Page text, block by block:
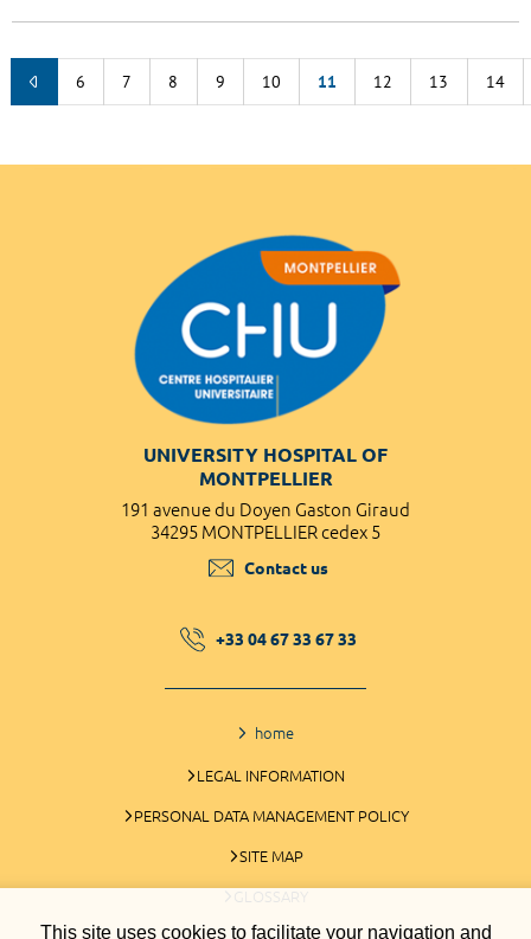
This site uses cookies to facilitate your navigation and
6 7 8 9 10 11 12 13 14
UNIVERSITY HOSPITAL OF
MONTPELLIER
191 avenue du Doyen Gaston Giraud
34295 MONTPELLIER cedex 5
Contact us
+33 04 67 33 67 33
home
LEGAL INFORMATION
PERSONAL DATA MANAGEMENT POLICY
SITE MAP
GLOSSARY